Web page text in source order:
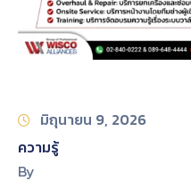
CAREERS
CONTACT
มิถุนายน 9, 2026
ความรู้
By